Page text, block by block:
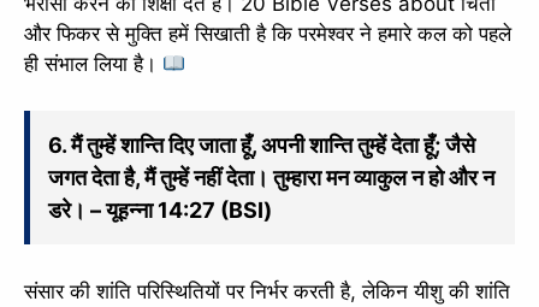
और फिकर से मुक्ति हमें सिखाती है कि परमेश्वर ने हमारे कल को पहले
ही संभाल लिया है।
6. मैं तुम्हें शान्ति दिए जाता हूँ, अपनी शान्ति तुम्हें देता हूँ; जैसे
जगत देता है, मैं तुम्हें नहीं देता। तुम्हारा मन व्याकुल न हो और न
डरे। – यूहन्ना 14:27 (BSI)
संसार की शांति परिस्थितियों पर निर्भर करती है, लेकिन यीशु की शांति